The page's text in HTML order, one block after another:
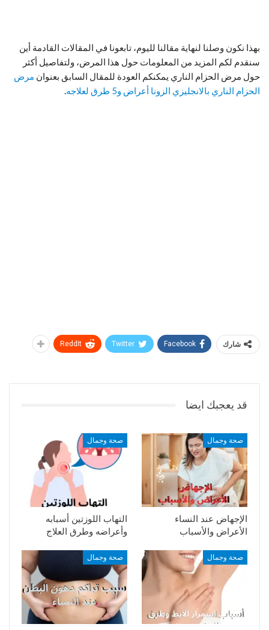
بهذا نكون وصلنا لنهاية مقالنا لليوم، تابعونا في المقالات القادمة أين
سنقدم لكم المزيد من المعلومات حول هذا المرض، ولتفاصيل أكثر
حول مرض الحزام الناري يمكنكم العودة للمقال السابق بعنوان مرض
الحزام الناري بالانجليزي الزونا أعراض و5 طرق لعلاجه
.
شارك Facebook
Twitter
ReddIt
قد يعجبك ايضا
صحة وجمال
الإجهاض عند النساء
الأعراض والأسباب
صحة وجمال
التهاب اللوزتين أسبابه
وأعراضه وطرق العلاج
صحة وجمال صحة وجمال